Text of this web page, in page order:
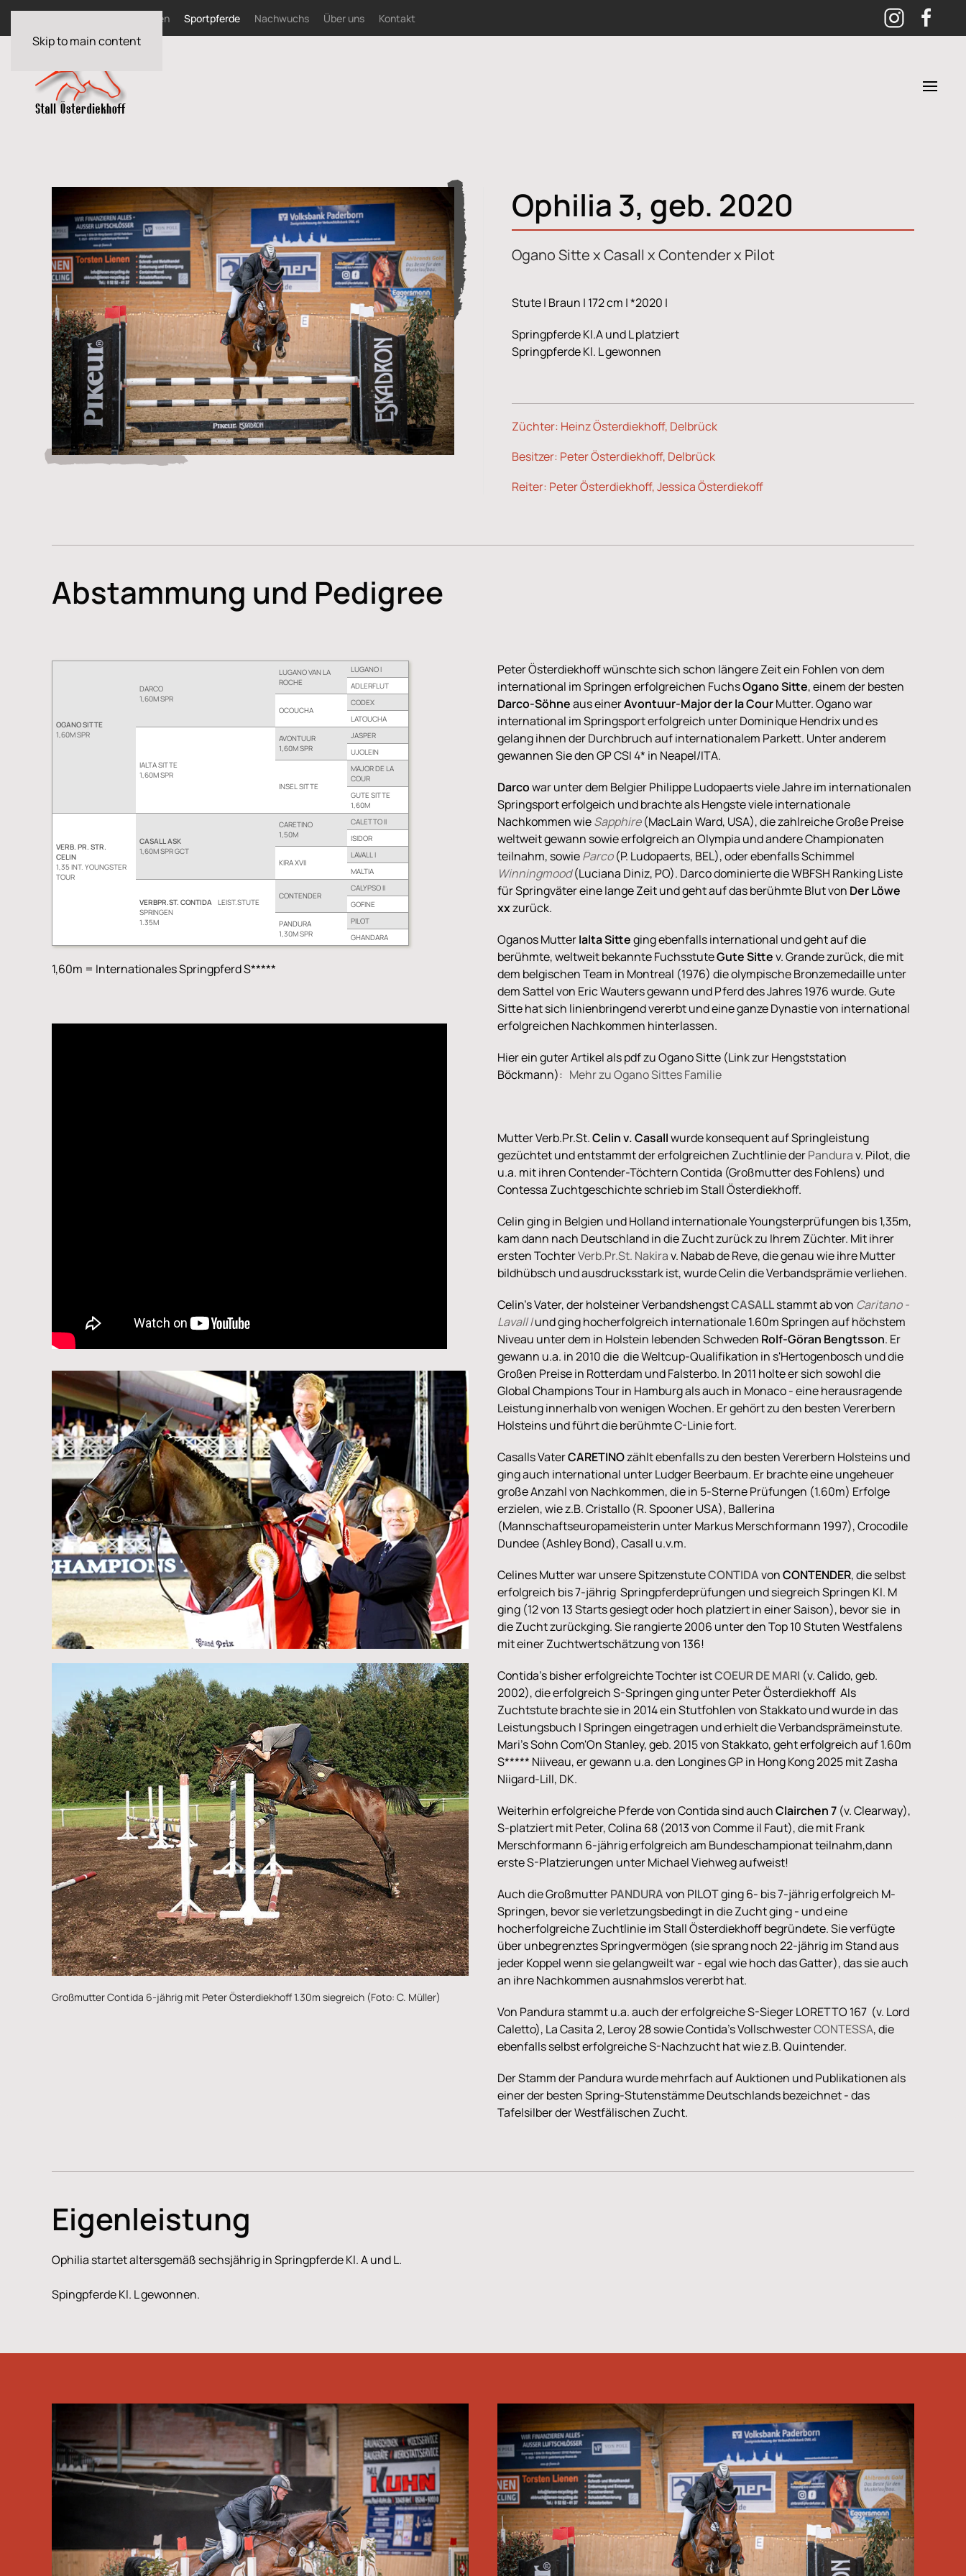
Skip to main content
Zuchtstuten Sportpferde Nachwuchs Über uns Kontakt
Ophilia 3, geb. 2020
Ogano Sitte x Casall x Contender x Pilot
Stute | Braun | 172 cm | *2020 |
Springpferde Kl.A und L platziert
Springpferde Kl. L gewonnen
Züchter: Heinz Österdiekhoff, Delbrück
Besitzer: Peter Österdiekhoff, Delbrück
Reiter: Peter Österdiekhoff, Jessica Österdiekoff
Abstammung und Pedigree
OGANO SITTE
1,60M SPR
DARCO
1,60M SPR
LUGANO VAN LA
ROCHE
LUGANO I
ADLERFLUT
OCOUCHA
CODEX
LATOUCHA
IALTA SITTE
1,60M SPR
AVONTUUR
1,60M SPR
JASPER
UJOLEIN
INSEL SITTE
MAJOR DE LA
COUR
GUTE SITTE
1,60M
VERB. PR. STR.
CELIN
1,35 INT. YOUNGSTER
TOUR
CASALL ASK
1,60M SPR GCT
CARETINO
1,50M
CALETTO II
ISIDOR
KIRA XVII
LAVALL I
MALTIA
VERBPR.ST. CONTIDA LEIST.STUTE
SPRINGEN
1.35M
CONTENDER
CALYPSO II
GOFINE
PANDURA
1,30M SPR
PILOT
GHANDARA
1,60m = Internationales Springpferd S*****
Großmutter Contida 6-jährig mit Peter Österdiekhoff 1.30m siegreich (Foto: C. Müller)
Peter Österdiekhoff wünschte sich schon längere Zeit ein Fohlen von dem
international im Springen erfolgreichen FuchsOgano Sitte, einem der besten
Darco-Söhneaus einerAvontuur-Major der la CourMutter. Ogano war
international im Springsport erfolgreich unter Dominique Hendrix und es
gelang ihnen der Durchbruch auf internationalem Parkett. Unter anderem
gewannen Sie den GP CSI 4* in Neapel/ITA.
Darcowar unter dem Belgier Philippe Ludopaerts viele Jahre im internationalen
Springsport erfolgeich und brachte als Hengste viele internationale
Nachkommen wieSapphire(MacLain Ward, USA), die zahlreiche Große Preise
weltweit gewann sowie erfolgreich an Olympia und andere Championaten
teilnahm, sowieParco(P. Ludopaerts, BEL), oder ebenfalls Schimmel
Winningmood(Luciana Diniz, PO). Darco dominierte die WBFSH Ranking Liste
für Springväter eine lange Zeit und geht auf das berühmte Blut von Der Löwe
xxzurück.
Oganos MutterIalta Sitteging ebenfalls international und geht auf die
berühmte, weltweit bekannte FuchsstuteGute Sittev. Grande zurück, die mit
dem belgischen Team in Montreal (1976) die olympische Bronzemedaille unter
dem Sattel von Eric Wauters gewann und Pferd des Jahres 1976 wurde. Gute
Sitte hat sich linienbringend vererbt und eine ganze Dynastie von international
erfolgreichen Nachkommen hinterlassen.
Hier ein guter Artikel als pdf zu Ogano Sitte (Link zur Hengststation
Böckmann): Mehr zu Ogano Sittes Familie
Mutter Verb.Pr.St.Celin v. Casallwurde konsequent auf Springleistung
gezüchtet und entstammt der erfolgreichen Zuchtlinie derPandurav. Pilot, die
u.a. mit ihren Contender-Töchtern Contida (Großmutter des Fohlens) und
Contessa Zuchtgeschichte schrieb im Stall Österdiekhoff.
Celin ging in Belgien und Holland internationale Youngsterprüfungen bis 1,35m,
kam dann nach Deutschland in die Zucht zurück zu Ihrem Züchter. Mit ihrer
ersten TochterVerb.Pr.St. Nakirav. Nabab de Reve, die genau wie ihre Mutter
bildhübsch und ausdrucksstark ist, wurde Celin die Verbandsprämie verliehen.
Celin's Vater, der holsteiner VerbandshengstCASALLstammt ab von Caritano -
Lavall Iund ging hocherfolgreich internationale 1.60m Springen auf höchstem
Niveau unter dem in Holstein lebenden Schweden Rolf-Göran Bengtsson. Er
gewann u.a. in 2010 die die Weltcup-Qualifikation in s'Hertogenbosch und die
Großen Preise in Rotterdam und Falsterbo. In 2011 holte er sich sowohl die
Global Champions Tour in Hamburg als auch in Monaco - eine herausragende
Leistung innerhalb von wenigen Wochen. Er gehört zu den besten Vererbern
Holsteins und führt die berühmte C-Linie fort.
Casalls VaterCARETINOzählt ebenfalls zu den besten Vererbern Holsteins und
ging auch international unter Ludger Beerbaum. Er brachte eine ungeheuer
große Anzahl von Nachkommen, die in 5-Sterne Prüfungen (1.60m) Erfolge
erzielen, wie z.B. Cristallo (R. Spooner USA), Ballerina
(Mannschaftseuropameisterin unter Markus Merschformann 1997), Crocodile
Dundee (Ashley Bond), Casall u.v.m.
Celines Mutter war unsere SpitzenstuteCONTIDAvonCONTENDER, die selbst
erfolgreich bis 7-jährig Springpferdeprüfungen und siegreich Springen Kl. M
ging (12 von 13 Starts gesiegt oder hoch platziert in einer Saison), bevor sie in
die Zucht zurückging. Sie rangierte 2006 unter den Top 10 Stuten Westfalens
mit einer Zuchtwertschätzung von 136!
Contida's bisher erfolgreichte Tochter istCOEUR DE MARI (v. Calido, geb.
2002), die erfolgreich S-Springen ging unter Peter Österdiekhoff Als
Zuchtstute brachte sie in 2014 ein Stutfohlen von Stakkato und wurde in das
Leistungsbuch I Springen eingetragen und erhielt die Verbandsprämeinstute.
Mari's Sohn Com'On Stanley, geb. 2015 von Stakkato, geht erfolgreich auf 1.60m
S***** Niiveau, er gewann u.a. den Longines GP in Hong Kong 2025 mit Zasha
Niigard-Lill, DK.
Weiterhin erfolgreiche Pferde von Contida sind auchClairchen 7 (v. Clearway),
S-platziert mit Peter, Colina 68 (2013 von Comme il Faut), die mit Frank
Merschformann 6-jährig erfolgreich am Bundeschampionat teilnahm,dann
erste S-Platzierungen unter Michael Viehweg aufweist!
Auch die GroßmutterPANDURAvon PILOT ging 6- bis 7-jährig erfolgreich M-
Springen, bevor sie verletzungsbedingt in die Zucht ging - und eine
hocherfolgreiche Zuchtlinie im Stall Österdiekhoff begründete. Sie verfügte
über unbegrenztes Springvermögen (sie sprang noch 22-jährig im Stand aus
jeder Koppel wenn sie gelangweilt war - egal wie hoch das Gatter), das sie auch
an ihre Nachkommen ausnahmslos vererbt hat.
Von Pandura stammt u.a. auch der erfolgreiche S-Sieger LORETTO 167 (v. Lord
Caletto), La Casita 2, Leroy 28 sowie Contida's VollschwesterCONTESSA, die
ebenfalls selbst erfolgreiche S-Nachzucht hat wie z.B. Quintender.
Der Stamm der Pandura wurde mehrfach auf Auktionen und Publikationen als
einer der besten Spring-Stutenstämme Deutschlands bezeichnet - das
Tafelsilber der Westfälischen Zucht.
Eigenleistung
Ophilia startet altersgemäß sechsjährig in Springpferde Kl. A und L.
Spingpferde Kl. L gewonnen.